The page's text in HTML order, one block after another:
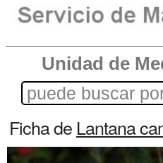
Unidad de
Ficha de Lantana